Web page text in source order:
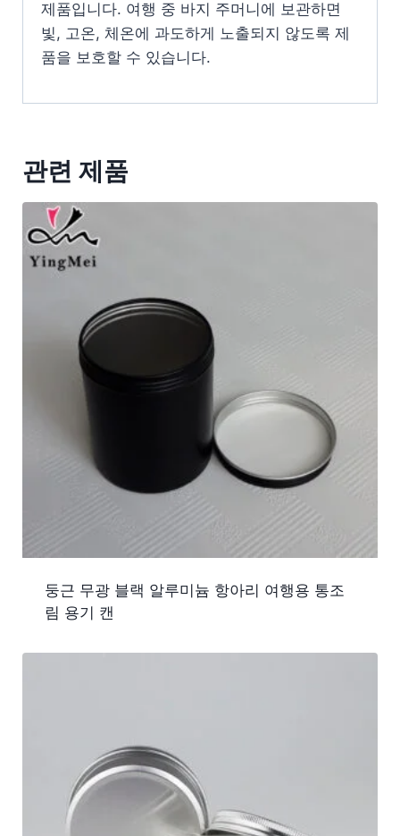
제품입니다. 여행 중 바지 주머니에 보관하면
빛, 고온, 체온에 과도하게 노출되지 않도록 제
품을 보호할 수 있습니다.
관련 제품
둥근 무광 블랙 알루미늄 항아리 여행용 통조
림 용기 캔